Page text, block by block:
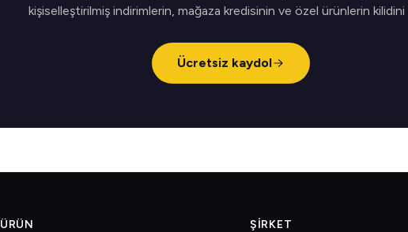
kişiselleştirilmiş indirimlerin, mağaza kredisinin ve özel ürünlerin kilidini
Ücretsiz kaydol
ÜRÜN ŞIRKET